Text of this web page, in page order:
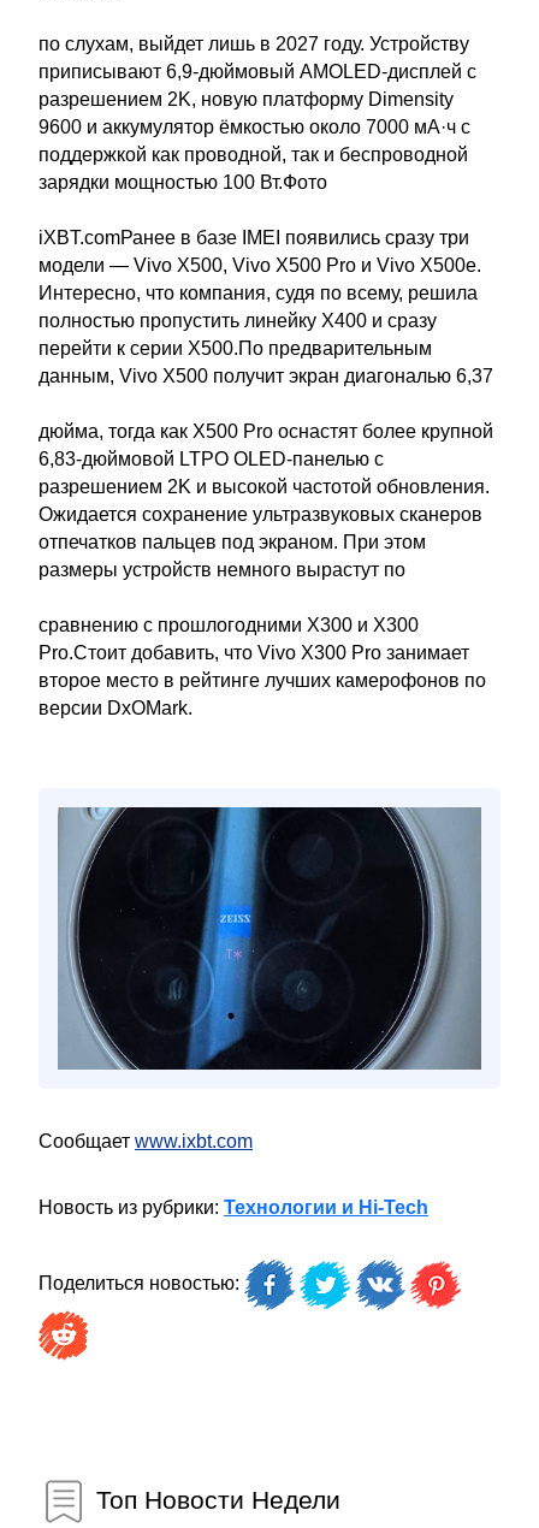
по слухам, выйдет лишь в 2027 году. Устройству
приписывают 6,9-дюймовый AMOLED-дисплей с
разрешением 2K, новую платформу Dimensity
9600 и аккумулятор ёмкостью около 7000 мА·ч с
поддержкой как проводной, так и беспроводной
зарядки мощностью 100 Вт.Фото
iXBT.comРанее в базе IMEI появились сразу три
модели — Vivo X500, Vivo X500 Pro и Vivo X500e.
Интересно, что компания, судя по всему, решила
полностью пропустить линейку X400 и сразу
перейти к серии X500.По предварительным
данным, Vivo X500 получит экран диагональю 6,37
дюйма, тогда как X500 Pro оснастят более крупной
6,83-дюймовой LTPO OLED-панелью с
разрешением 2K и высокой частотой обновления.
Ожидается сохранение ультразвуковых сканеров
отпечатков пальцев под экраном. При этом
размеры устройств немного вырастут по
сравнению с прошлогодними X300 и X300
Pro.Стоит добавить, что Vivo X300 Pro занимает
второе место в рейтинге лучших камерофонов по
версии DxOMark.
Сообщает www.ixbt.com
Новость из рубрики: Технологии и Hi-Tech
Поделиться новостью:
Топ Новости Недели